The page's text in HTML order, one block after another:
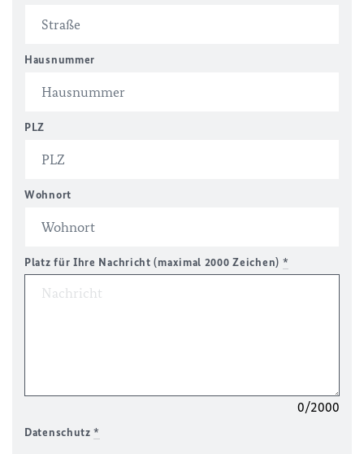
Hausnummer
PLZ
Wohnort
Platz für Ihre Nachricht (maximal 2000 Zeichen) *
0/2000
Datenschutz*